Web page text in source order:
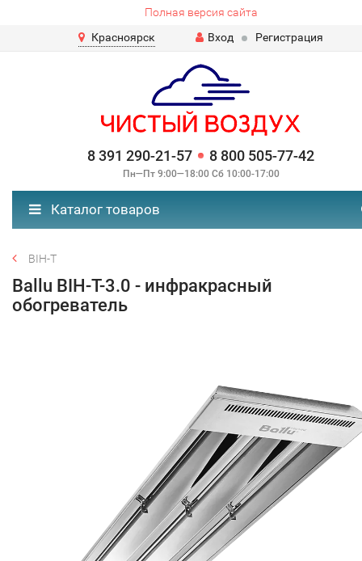
Полная версия сайта
Красноярск
Вход Регистрация
8 391 290-21-57 8 800 505-77-42
Пн—Пт 9:00—18:00 Сб 10:00-17:00
Каталог товаров
BIH-T
Ballu BIH-T-3.0 - инфракрасный
обогреватель